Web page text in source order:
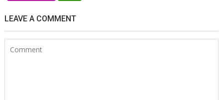
LEAVE A COMMENT